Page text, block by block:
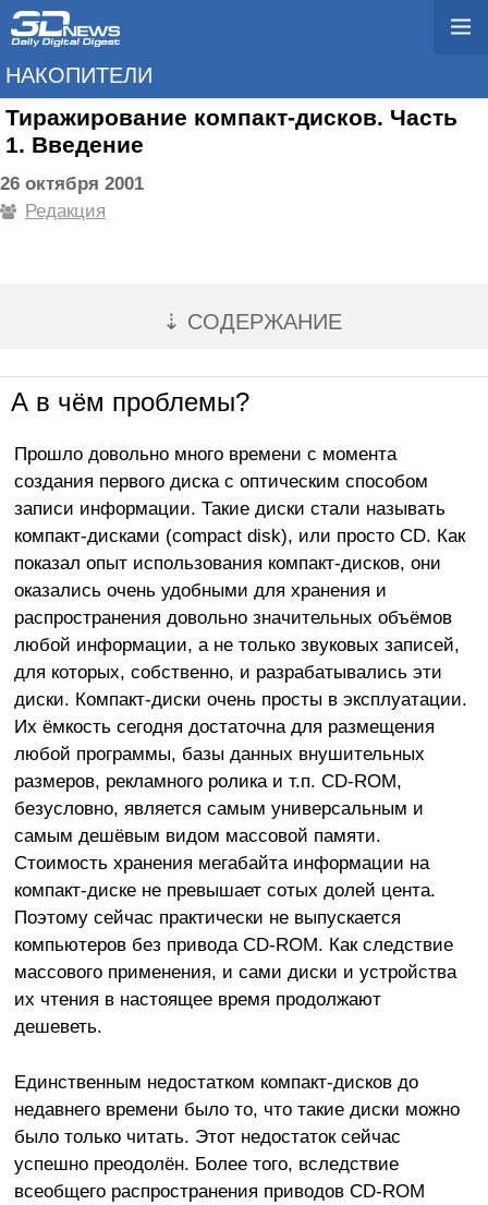
НАКОПИТЕЛИ
Тиражирование компакт-дисков. Часть
1. Введение
26 октября 2001
Редакция
⇣ СОДЕРЖАНИЕ
А в чём проблемы?
Прошло довольно много времени с момента
создания первого диска с оптическим способом
записи информации. Такие диски стали называть
компакт-дисками (compact disk), или просто CD. Как
показал опыт использования компакт-дисков, они
оказались очень удобными для хранения и
распространения довольно значительных объёмов
любой информации, а не только звуковых записей,
для которых, собственно, и разрабатывались эти
диски. Компакт-диски очень просты в эксплуатации.
Их ёмкость сегодня достаточна для размещения
любой программы, базы данных внушительных
размеров, рекламного ролика и т.п. CD-ROM,
безусловно, является самым универсальным и
самым дешёвым видом массовой памяти.
Стоимость хранения мегабайта информации на
компакт-диске не превышает сотых долей цента.
Поэтому сейчас практически не выпускается
компьютеров без привода CD-ROM. Как следствие
массового применения, и сами диски и устройства
их чтения в настоящее время продолжают
дешеветь.
Единственным недостатком компакт-дисков до
недавнего времени было то, что такие диски можно
было только читать. Этот недостаток сейчас
успешно преодолён. Более того, вследствие
всеобщего распространения приводов CD-ROM